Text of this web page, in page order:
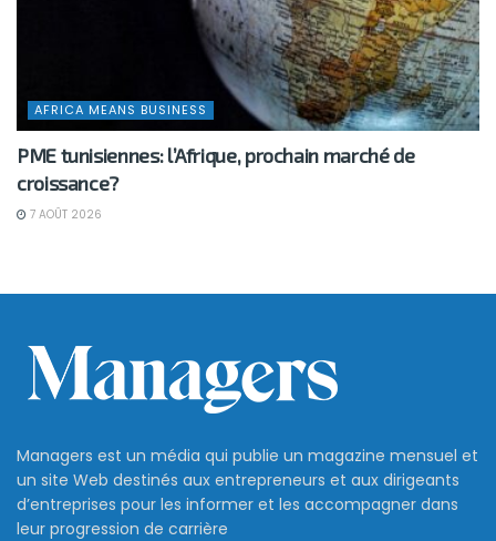
AFRICA MEANS BUSINESS
PME tunisiennes: l’Afrique, prochain marché de
croissance?
7 AOÛT 2026
Managers est un média qui publie un magazine mensuel et
un site Web destinés aux entrepreneurs et aux dirigeants
d’entreprises pour les informer et les accompagner dans
leur progression de carrière